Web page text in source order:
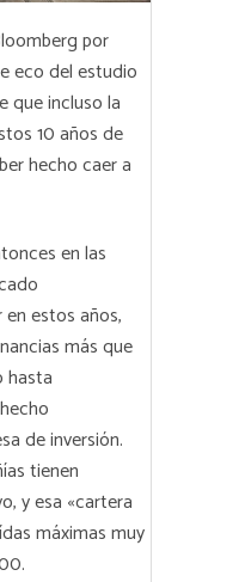
por
eco del estudio
que incluso la
10 años de
hecho caer a
en las
estos años,
más que
hasta
de inversión.
tienen
y esa «cartera
máximas muy